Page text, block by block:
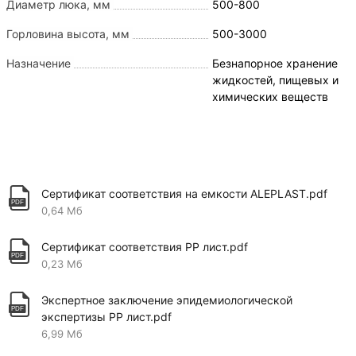
можно сразу приступить к его эксплуатации.
полипропилена, подземные модели выпускаются с
отсеками. Они используются в процессе
переработки сточных вод с целью их очистки.
воды
или дт)
для нефтепродуктов
для гсм
для хранения масла
Диаметр люка, мм 500-800
Горловина высота, мм 500-3000
Назначение
Безнапорное хранение
жидкостей, пищевых и
химических веществ
Сертификат соответствия на емкости ALEPLAST.pdf
0,64 Мб
Сертификат соответствия PP лист.pdf
0,23 Мб
Экспертное заключение эпидемиологической
экспертизы PP лист.pdf
6,99 Мб